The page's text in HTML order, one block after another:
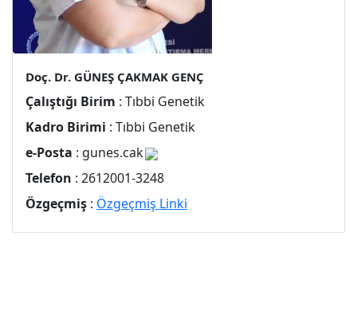
Doç. Dr. GÜNEŞ ÇAKMAK GENÇ
Çalıştığı Birim : Tıbbi Genetik
Kadro Birimi : Tıbbi Genetik
e-Posta : gunes.cak
Telefon : 2612001-3248
Özgeçmiş : Özgeçmiş Linki